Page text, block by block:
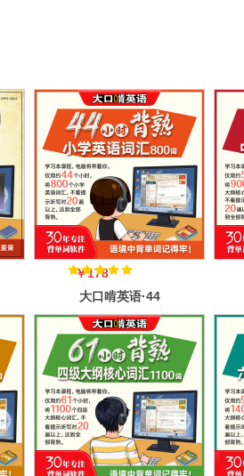
￥178
大口啃英语·44
小时背熟小学词
汇800词